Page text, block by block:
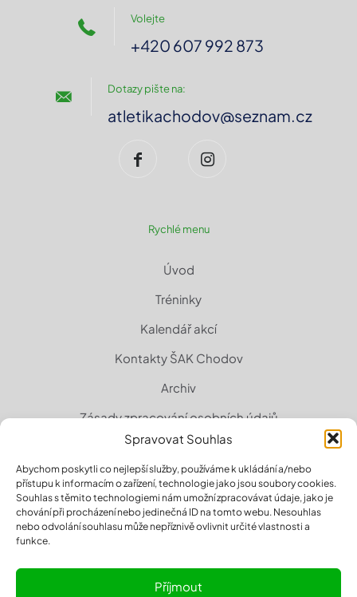
Spravovat Souhlas
Abychom poskytli co nejlepší služby, používáme k ukládání a/nebo
přístupu k informacím o zařízení, technologie jako jsou soubory cookies.
Souhlas s těmito technologiemi nám umožní zpracovávat údaje, jako je
chování při procházení nebo jedinečná ID na tomto webu. Nesouhlas
nebo odvolání souhlasu může nepříznivě ovlivnit určité vlastnosti a
funkce.
Příjmout
Volejte
+420 607 992 873
Dotazy pište na:
atletikachodov@seznam.cz
Rychlé menu
Úvod
Tréninky
Kalendář akcí
Kontakty ŠAK Chodov
Archiv
Zásady zpracování osobních údajů
Zásady cookies (EU)